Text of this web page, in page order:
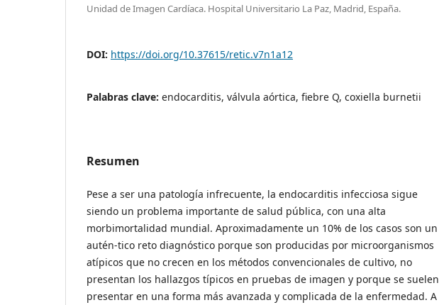
Unidad de Imagen Cardíaca. Hospital Universitario La Paz, Madrid, España.
DOI: https://doi.org/10.37615/retic.v7n1a12
Palabras clave: endocarditis, válvula aórtica, fiebre Q, coxiella burnetii
Resumen
Pese a ser una patología infrecuente, la endocarditis infecciosa sigue
siendo un problema importante de salud pública, con una alta
morbimortalidad mundial. Aproximadamente un 10% de los casos son un
autén-tico reto diagnóstico porque son producidas por microorganismos
atípicos que no crecen en los métodos convencionales de cultivo, no
presentan los hallazgos típicos en pruebas de imagen y porque se suelen
presentar en una forma más avanzada y complicada de la enfermedad. A